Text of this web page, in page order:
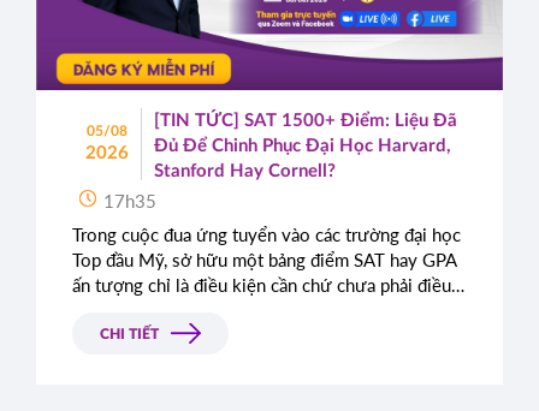
05/08
2026
[TIN TỨC] SAT 1500+ Điểm: Liệu Đã
Đủ Để Chinh Phục Đại Học Harvard,
Stanford Hay Cornell?
17h35
Trong cuộc đua ứng tuyển vào các trường đại học
Top đầu Mỹ, sở hữu một bảng điểm SAT hay GPA
ấn tượng chỉ là điều kiện cần chứ chưa phải điều
như tuyệt đối vẫn bị từ chối chỉ vì bài luận thiếu
CHI TIẾT